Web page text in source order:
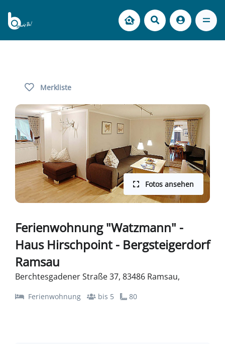
Merkliste
Fotos ansehen
Ferienwohnung "Watzmann" -
Haus Hirschpoint - Bergsteigerdorf
Ramsau
Berchtesgadener Straße 37, 83486 Ramsau,
Ferienwohnung bis 5 80